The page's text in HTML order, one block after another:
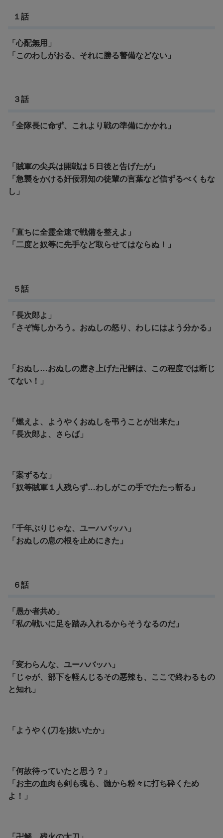
１話
「心配無用」
「このわしがおる、それに勝る警備などない」
３話
「全隊長に命ず、これより戦の準備にかかれ」
「賊軍の尖兵は開戦は５日後と告げたが」
「急襲をかける奸佞邪知の徒輩の言葉など信ずるべくもな
し」
「直ちに全霊全速で戦備を整えよ」
「二度と奴等に先手など取らせてはならぬ！」
５話
「長次郎よ」
「さぞ悔しかろう。おぬしの怒り、わしにはよう分かる」
「おぬし…おぬしの磨き上げた卍解は、この程度では断じ
てない！」
「燃えよ、ようやくおぬしを弔うことが出来た」
「長次郎よ、さらば」
「案ずるな」
「奴等賊軍１人残らず…わしがこの手でたたっ斬る」
「千年ぶりじゃな、ユーハバッハ」
「おぬしの息の根を止めにきた」
６話
「愚か者共め」
「私の戦いに足を踏み入れるからそうなるのだ」
「変わらんな、ユーハバッハ」
「じゃが、部下を軽んじるその悪辣も、ここで終わるもの
と知れ」
「ようやく(刀を)抜いたか」
「何故待っていたと思う？」
「お主の血肉も剣も魂も、髄から粉々に打ち砕くため
よ！」